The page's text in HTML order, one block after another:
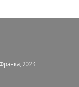
2023